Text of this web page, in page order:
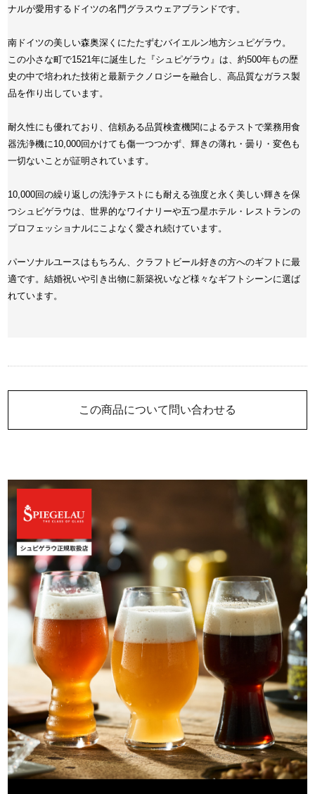
この商品について問い合わせる
ナルが愛用するドイツの名門グラスウェアブランドです。
南ドイツの美しい森奥深くにたたずむバイエルン地方シュピゲラウ。
この小さな町で1521年に誕生した『シュピゲラウ』は、約500年もの歴
史の中で培われた技術と最新テクノロジーを融合し、高品質なガラス製
品を作り出しています。
耐久性にも優れており、信頼ある品質検査機関によるテストで業務用食
器洗浄機に10,000回かけても傷一つつかず、輝きの薄れ・曇り・変色も
一切ないことが証明されています。
10,000回の繰り返しの洗浄テストにも耐える強度と永く美しい輝きを保
つシュピゲラウは、世界的なワイナリーや五つ星ホテル・レストランの
プロフェッショナルにこよなく愛され続けています。
パーソナルユースはもちろん、クラフトビール好きの方へのギフトに最
適です。結婚祝いや引き出物に新築祝いなど様々なギフトシーンに選ば
れています。